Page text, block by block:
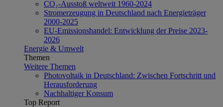
CO₂-Ausstoß weltweit 1960-2024
Stromerzeugung in Deutschland nach Energieträger
2000-2025
EU-Emissionshandel: Entwicklung der Preise 2023-
2026
Energie & Umwelt
Themen
Weitere Themen
Photovoltaik in Deutschland: Zwischen Fortschritt und
Herausforderung
Nachhaltiger Konsum
Top Report